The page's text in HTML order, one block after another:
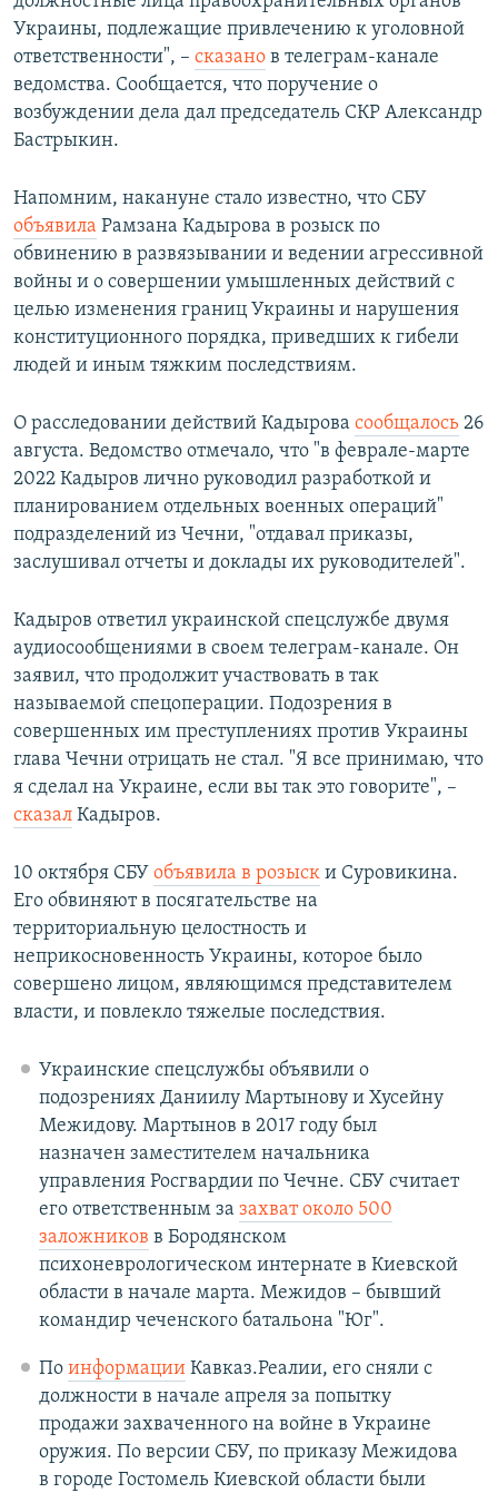
Украины, подлежащие привлечению к уголовной
ответственности", – сказано в телеграм-канале
ведомства. Сообщается, что поручение о
возбуждении дела дал председатель СКР Александр
Бастрыкин.
Напомним, накануне стало известно, что СБУ
объявила Рамзана Кадырова в розыск по
обвинению в развязывании и ведении агрессивной
войны и о совершении умышленных действий с
целью изменения границ Украины и нарушения
конституционного порядка, приведших к гибели
людей и иным тяжким последствиям.
О расследовании действий Кадырова сообщалось 26
августа. Ведомство отмечало, что "в феврале-марте
2022 Кадыров лично руководил разработкой и
планированием отдельных военных операций"
подразделений из Чечни, "отдавал приказы,
заслушивал отчеты и доклады их руководителей".
Кадыров ответил украинской спецслужбе двумя
аудиосообщениями в своем телеграм-канале. Он
заявил, что продолжит участвовать в так
называемой спецоперации. Подозрения в
совершенных им преступлениях против Украины
глава Чечни отрицать не стал. "Я все принимаю, что
я сделал на Украине, если вы так это говорите", –
сказал Кадыров.
10 октября СБУ объявила в розыск и Суровикина.
Его обвиняют в посягательстве на
территориальную целостность и
неприкосновенность Украины, которое было
совершено лицом, являющимся представителем
власти, и повлекло тяжелые последствия.
Украинские спецслужбы объявили о
подозрениях Даниилу Мартынову и Хусейну
Межидову. Мартынов в 2017 году был
назначен заместителем начальника
управления Росгвардии по Чечне. СБУ считает
его ответственным за захват около 500
заложников в Бородянском
психоневрологическом интернате в Киевской
области в начале марта. Межидов – бывший
командир чеченского батальона "Юг".
По информацииКавказ.Реалии, его сняли с
должности в начале апреля за попытку
продажи захваченного на войне в Украине
оружия. По версии СБУ, по приказу Межидова
в городе Гостомель Киевской области были